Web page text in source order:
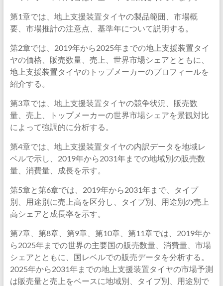
第1章では、地上支援装置タイヤの製品範囲、市場概
要、市場推計の注意点、基準年について説明する。
第2章では、2019年から2025年までの地上支援装置タイ
ヤの価格、販売数量、売上、世界市場シェアとともに、
地上支援装置タイヤのトップメーカーのプロフィールを
紹介する。
第3章では、地上支援装置タイヤの競争状況、販売数
量、売上、トップメーカーの世界市場シェアを景観対比
によって強調的に分析する。
第4章では、地上支援装置タイヤの内訳データを地域レ
ベルで示し、2019年から2031年までの地域別の販売数
量、消費量、成長を示す。
第5章と第6章では、2019年から2031年まで、タイプ
別、用途別に売上高を区分し、タイプ別、用途別の売上
高シェアと成長率を示す。
第7章、第8章、第9章、第10章、第11章では、2019年か
ら2025年までの世界の主要国の販売数量、消費量、市場
シェアとともに、国レベルでの販売データを分析する。
2025年から2031年までの地上支援装置タイヤの市場予測
は販売量と売上をベースに地域別、タイプ別、用途別で